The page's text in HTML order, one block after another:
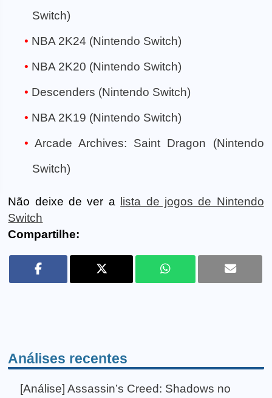
Switch)
NBA 2K24 (Nintendo Switch)
NBA 2K20 (Nintendo Switch)
Descenders (Nintendo Switch)
NBA 2K19 (Nintendo Switch)
Arcade Archives: Saint Dragon (Nintendo
Switch)
Não deixe de ver a
lista de jogos de Nintendo
Switch
Compartilhe:
Análises recentes
[Análise] Assassin’s Creed: Shadows no